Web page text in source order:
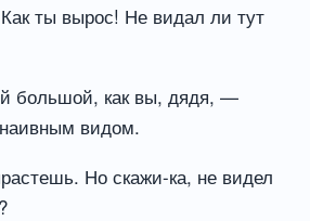
ты вырос! Не видал ли тут
большой, как вы, дядя, —
видом.
Но скажи-ка, не видел